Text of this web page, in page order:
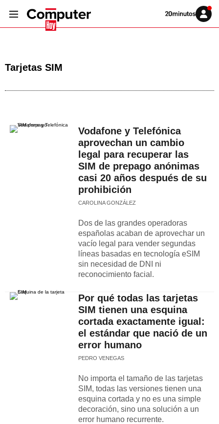
Volver
Iniciar
sesión
Tarjetas SIM
Vodafone y Telefónica
aprovechan un cambio
legal para recuperar las
SIM de prepago anónimas
casi 20 años después de su
prohibición
CAROLINA GONZÁLEZ
Dos de las grandes operadoras
españolas acaban de aprovechar un
vacío legal para vender segundas
líneas basadas en tecnología eSIM
sin necesidad de DNI ni
reconocimiento facial.
Por qué todas las tarjetas
SIM tienen una esquina
cortada exactamente igual:
el estándar que nació de un
error humano
PEDRO VENEGAS
No importa el tamaño de las tarjetas
SIM, todas las versiones tienen una
esquina cortada y no es una simple
decoración, sino una solución a un
error humano recurrente.